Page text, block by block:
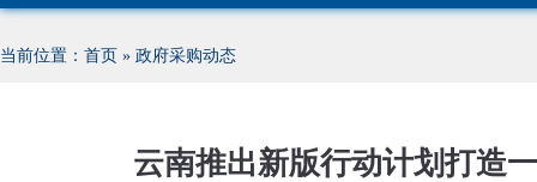
当前位置： 首页 » 政府采购动态
云南推出新版行动计划打造